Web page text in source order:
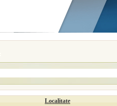
Localitate